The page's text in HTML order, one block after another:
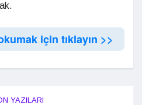
için tıklayın >>
YAZILARI